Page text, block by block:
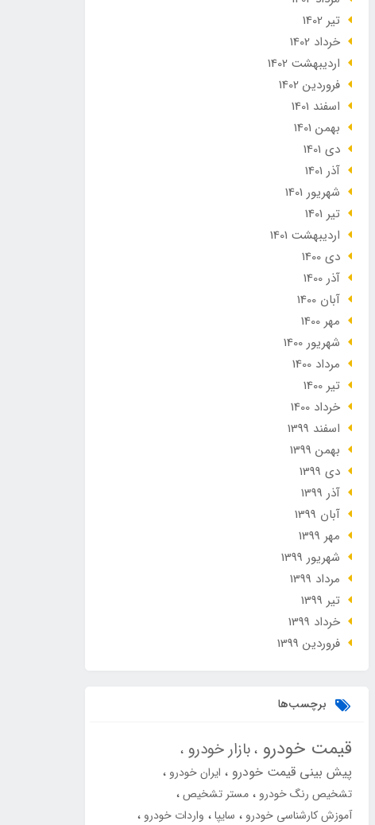
تير 1402
خرداد 1402
ارديبهشت 1402
فروردین 1402
اسفند 1401
بهمن 1401
دی 1401
آذر 1401
شهریور 1401
تير 1401
ارديبهشت 1401
دی 1400
آذر 1400
آبان 1400
مهر 1400
شهریور 1400
مرداد 1400
تير 1400
خرداد 1400
اسفند 1399
بهمن 1399
دی 1399
آذر 1399
آبان 1399
مهر 1399
شهریور 1399
مرداد 1399
تير 1399
خرداد 1399
فروردین 1399
برچسب‌ها
قیمت خودرو بازار خودرو
پیش بینی قیمت خودرو ایران خودرو
تشخیص رنگ خودرو مستر تشخیص
آموزش کارشناسی خودرو سایپا واردات خودرو